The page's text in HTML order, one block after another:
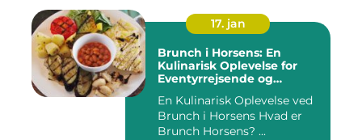
17. jan
Brunch i Horsens: En
Kulinarisk Oplevelse for
Eventyrrejsende og
En Kulinarisk Oplevelse ved
Brunch i Horsens Hvad er
Brunch Horsens? ...